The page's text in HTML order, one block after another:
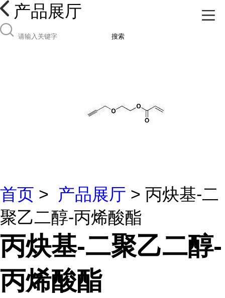
产品展厅
搜索
首页 > 产品展厅 > 丙炔基-二
聚乙二醇-丙烯酸酯
丙炔基-二聚乙二醇-
丙烯酸酯